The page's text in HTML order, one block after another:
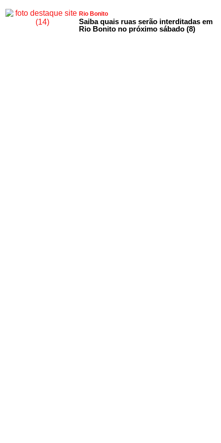
Rio Bonito
Saiba quais ruas serão interditadas em
Rio Bonito no próximo sábado (8)